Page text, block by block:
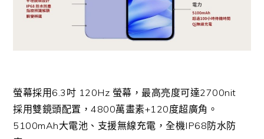
螢幕採用6.3吋 120Hz 螢幕，最高亮度可達2700nit
採用雙鏡頭配置，4800萬畫素+120度超廣角。
5100mAh大電池、支援無線充電，全機IP68防水防